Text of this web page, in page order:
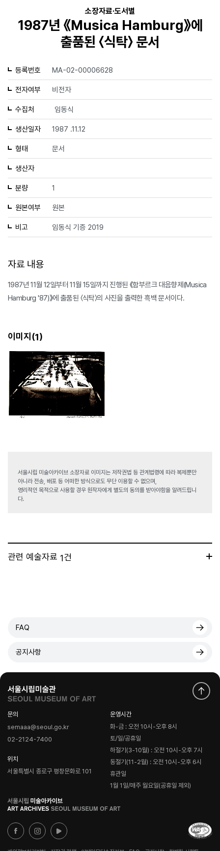
소장자료·도서별
1987년 《Musica Hamburg》에
출품된 〈식탁〉 문서
등록번호 MA-02-00006628
전자여부 비전자
수집처 임동식
생산일자 1987 .11.12
형태 문서
생산자
분량 1
원본여부 원본
비고 임동식 기증 2019
자료 내용
1987년 11월 12일부터 11월 15일까지 진행된 《함부르크 대음향제(Musica
Hamburg '87)》에 출품된 〈식탁〉의 사진을 출력한 흑백 문서이다.
이미지(1)
서울시립 미술아카이브 소장자료 이미지는 저작권법 등 관계법령에 따라 복제뿐만
아니라 전송, 배포 등 어떠한 방식으로도 무단 이용할 수 없으며,
영리적인 목적으로 사용할 경우 원작자에게 별도의 동의를 받아야함을 알려드립니
다.
관련 예술자료 1건
FAQ
공지사항
문의
semaaa@seoul.go.kr
02-2124-7400
위치
서울특별시 종로구 평창문화로 101
운영시간
화-금 : 오전 10시-오후 8시
토/일/공휴일
하절기(3-10월) : 오전 10시-오후 7시
동절기(11-2월) : 오전 10시-오후 6시
휴관일
1월 1일/매주 월요일(공휴일 제외)
로
고